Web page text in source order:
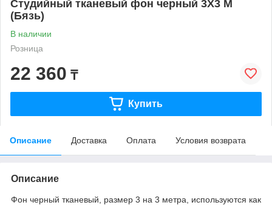
Студийный тканевый фон черный 3X3 М
(Бязь)
В наличии
Розница
22 360 ₸
Купить
Описание Доставка Оплата Условия возврата
Описание
Фон черный тканевый, размер 3 на 3 метра, используются как